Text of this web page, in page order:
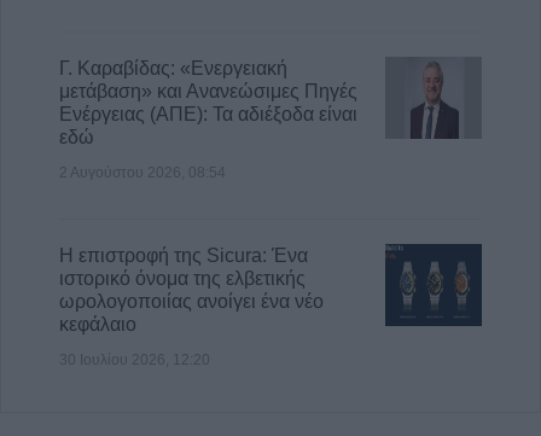
Γ. Καραβίδας: «Ενεργειακή
μετάβαση» και Ανανεώσιμες Πηγές
Ενέργειας (ΑΠΕ): Τα αδιέξοδα είναι
εδώ
2 Αυγούστου 2026, 08:54
Η επιστροφή της Sicura: Ένα
ιστορικό όνομα της ελβετικής
ωρολογοποιίας ανοίγει ένα νέο
κεφάλαιο
30 Ιουλίου 2026, 12:20